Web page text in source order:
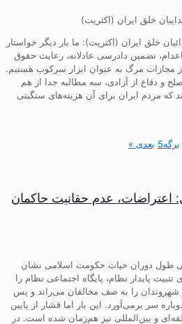
خلق ایران (اکثریت)
خلق ایران (اکثریت): ما بار دیگر خواستار
تضمین دادرسی عادلانه، رعایت حقوق
از مجازات مرگ به عنوان ابزار سرکوب هستیم.
و دفاع از آزادی، سه مطالبه جدا از هم
که مردم ایران برای آن هزینه‌های سنگینی
برگه5 بعدی »
اعتراضات، عدم حقانیت حاکمان
طول دوران حیات حکومت اسلامی نشان
پایدار نظام، پایگاه اجتماعی نظام را
را به صف مخالفان می‌راند و پس
سر برمی‌آورد. این بار اما فشار از پایین
و بین‌المللی نیز هم‌زمان شده است. در